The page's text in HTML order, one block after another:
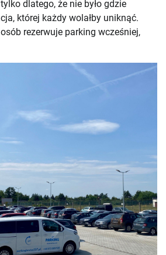
dlatego, że nie było gdzie
której każdy wolałby uniknąć.
rezerwuje parking wcześniej,